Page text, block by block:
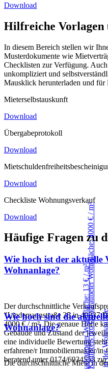
Download
Hilfreiche Vorlagen
In diesem Bereich stellen wir
Musterdokumente wie
Checklisten zur Verfügung.
unkompliziert und
Mausklick herunterladen und
Mieterselbstauskunft
Download
Übergabeprotokoll
Download
Download
Checkliste Wohnungsverkauf
Download
Häufige Fragen zu
Wie hoch ist der aktuelle
Wohnanlage?
Der durchschnittliche
"Lindemannstraße 35 in 40237
4000 € / m². Die genaue Höhe
Gebäude und Zustand der
eine individuelle Bewertung
erfahrene/r Immobilienmakler/in
beratend unter 0174/6934553 zur
Wie hoch sind die
Wohnanlage?
Die durchschnittliche Miete in